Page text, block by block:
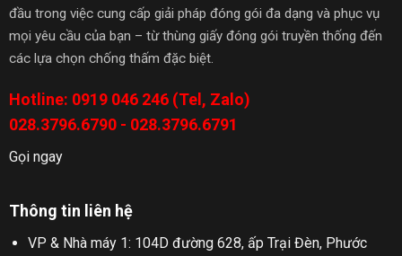
đầu trong việc cung cấp giải pháp đóng gói đa dạng và phục vụ
mọi yêu cầu của bạn – từ thùng giấy đóng gói truyền thống đến
các lựa chọn chống thấm đặc biệt.
Hotline: 0919 046 246 (Tel, Zalo)
028.3796.6790 - 028.3796.6791
Gọi ngay
Thông tin liên hệ
VP & Nhà máy 1: 104D đường 628, ấp Trại Đèn, Phước